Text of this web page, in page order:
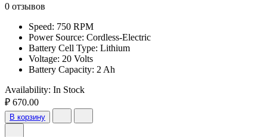
0 отзывов
Speed: 750 RPM
Power Source: Cordless-Electric
Battery Cell Type: Lithium
Voltage: 20 Volts
Battery Capacity: 2 Ah
Availability: In Stock
₽ 670.00
В корзину